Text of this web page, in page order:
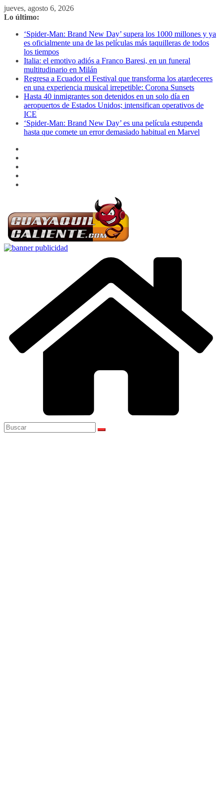
Saltar
al
jueves, agosto 6, 2026
Lo último:
‘Spider-Man: Brand New Day’ supera los 1000 millones y ya
es oficialmente una de las películas más taquilleras de todos
los tiempos
Italia: el emotivo adiós a Franco Baresi, en un funeral
multitudinario en Milán
Regresa a Ecuador el Festival que transforma los atardeceres
en una experiencia musical irrepetible: Corona Sunsets
Hasta 40 inmigrantes son detenidos en un solo día en
aeropuertos de Estados Unidos; intensifican operativos de
ICE
‘Spider-Man: Brand New Day’ es una película estupenda
hasta que comete un error demasiado habitual en Marvel